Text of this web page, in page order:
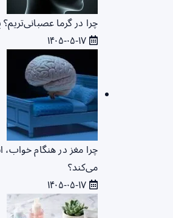
چرا در گرما
چرا مغز در هنگام خواب،
می‌کند؟